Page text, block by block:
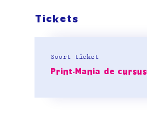
Tickets
Soort ticket
Print-Mania de cursus